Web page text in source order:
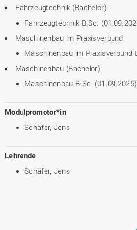
Fahrzeugtechnik (Bachelor)
Fahrzeugtechnik B.Sc.
Maschinenbau im Praxisverbund
Maschinenbau im Praxisverbund
Maschinenbau (Bachelor)
Maschinenbau B.Sc. (01.09.2025)
Modulpromotor*in
Schäfer, Jens
Lehrende
Schäfer, Jens